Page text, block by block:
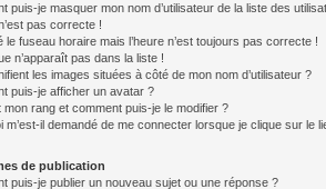
puis-je masquer mon nom d’utilisateur de la liste des
pas correcte !
le fuseau horaire mais l’heure n’est toujours pas correcte !
n’apparaît pas dans la liste !
les images situées à côté de mon nom d’utilisateur ?
puis-je afficher un avatar ?
mon rang et comment puis-je le modifier ?
m’est-il demandé de me connecter lorsque je clique sur le
de publication
puis-je publier un nouveau sujet ou une réponse ?